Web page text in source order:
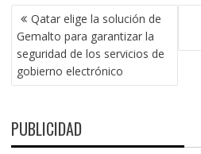
NAVEGACIÓN
DE
ENTRADAS
Qatar elige la solución de
Gemalto para garantizar la
seguridad de los servicios de
gobierno electrónico
PUBLICIDAD